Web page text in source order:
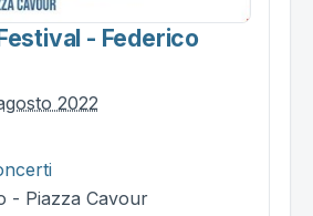
- Federico
2022
- Piazza Cavour